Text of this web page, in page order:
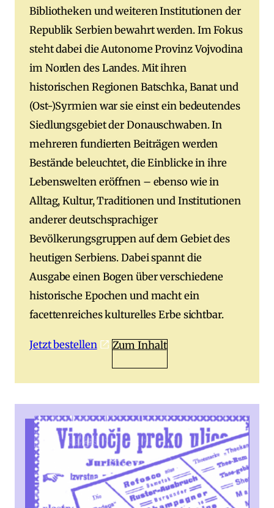
Bibliotheken und weiteren Institutionen der
Republik Serbien bewahrt werden. Im Fokus
steht dabei die Autonome Provinz Vojvodina
im Norden des Landes. Mit ihren
historischen Regionen Batschka, Banat und
(Ost-)Syrmien war sie einst ein bedeutendes
Siedlungsgebiet der Donauschwaben. In
mehreren fundierten Beiträgen werden
Bestände beleuchtet, die Einblicke in ihre
Lebenswelten eröffnen – ebenso wie in
Alltag, Kultur, Traditionen und Institutionen
anderer deutschsprachiger
Bevölkerungsgruppen auf dem Gebiet des
heutigen Serbiens. Dabei spannt die
Ausgabe einen Bogen über verschiedene
historische Epochen und macht ein
facettenreiches kulturelles Erbe sichtbar.
Jetzt bestellen Zum Inhalt